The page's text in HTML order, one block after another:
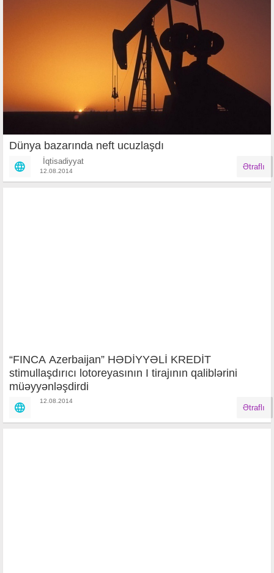
Dünya bazarında neft ucuzlaşdı
İqtisadiyyat
12.08.2014 Ətraflı
“FINCA Azerbaijan” HƏDİYYƏLİ KREDİT
stimullaşdırıcı lotoreyasının I tirajının qaliblərini
müəyyənləşdirdi
12.08.2014
Ətraflı